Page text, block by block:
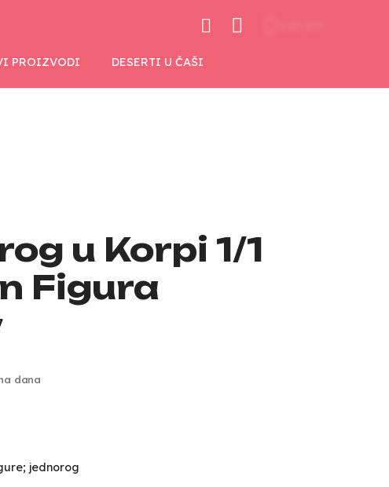
PROIZVODI DESERTI U ČAŠI
u Korpi 1/1
Figura
dana
jednorog